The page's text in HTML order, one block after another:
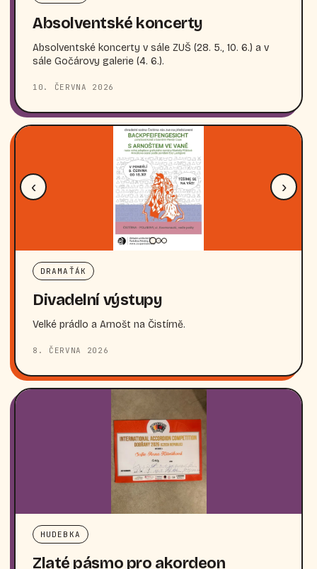
Absolventské koncerty
Absolventské koncerty v sále ZUŠ (28. 5., 10. 6.) a v
sále Gočárovy galerie (4. 6.).
10. ČERVNA 2026
‹ ›
DRAMAŤÁK
Divadelní výstupy
Velké prádlo a Arnošt na Čistírně.
8. ČERVNA 2026
HUDEBKA
Zlaté pásmo pro akordeon